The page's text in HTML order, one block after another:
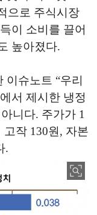
으로 주식시장
이 소비를 끌어
높아졌다.
슈노트 “우리
서 제시한 냉정
니다. 주가가 1
작 130원, 자본
.